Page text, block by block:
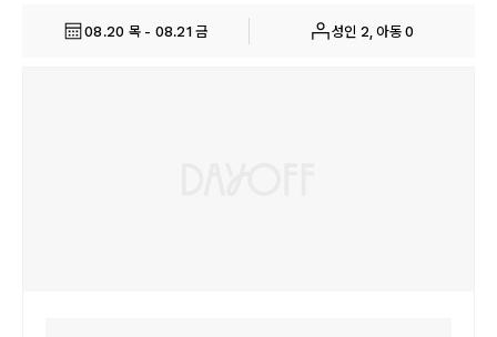
08.20 목 - 08.21 금 성인 2, 아동 0